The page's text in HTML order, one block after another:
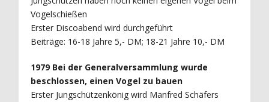
Vogelschießen
Erster Discoabend wird durchgeführt
Beiträge: 16-18 Jahre 5,- DM; 18-21 Jahre 10,- DM
1979 Bei der Generalversammlung wurde
beschlossen, einen Vogel zu bauen
Erster Jungschützenkönig wird Manfred Schäfers